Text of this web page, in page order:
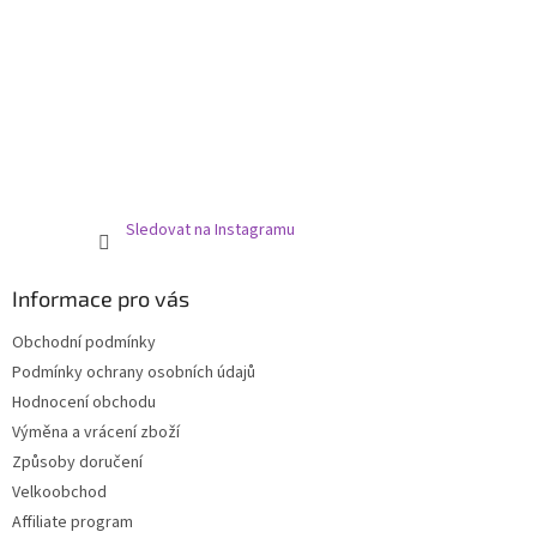
Sledovat na Instagramu
Informace pro vás
Obchodní podmínky
Podmínky ochrany osobních údajů
Hodnocení obchodu
Výměna a vrácení zboží
Způsoby doručení
Velkoobchod
Affiliate program